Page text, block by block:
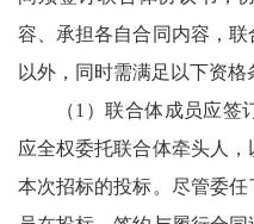
容、承担各自合同内容，
以外，同时需满足以下资格
（1）联合体成员应
应全权委托联合体牵头人
本次招标的投标。尽管委